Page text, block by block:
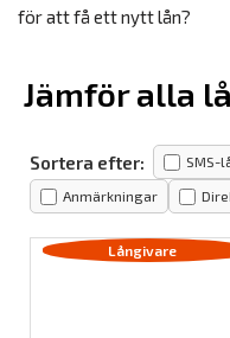
för att få ett nytt lån?
Jämför alla
Sortera efter: SMS-
Anmärkningar